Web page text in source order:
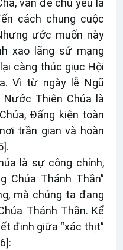
vấn đề chủ yếu là
cách chung cuộc
ước muốn này
xao lãng sứ mạng
càng thúc giục Hội
Vì từ ngày lễ Ngũ
Thiên Chúa là
Đấng kiện toàn
trần gian và hoàn
.
là sự công chính,
Chúa Thánh Thần”
mà chúng ta đang
Thánh Thần. Kể
định giữa “xác thịt”
: